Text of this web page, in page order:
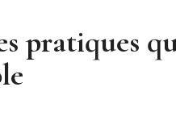
pratiques